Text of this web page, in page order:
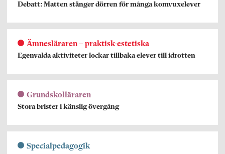
Debatt: Matten stänger dörren för många komvuxelever
Ämnesläraren – praktisk-estetiska
Egenvalda aktiviteter lockar tillbaka elever till idrotten
Grundskolläraren
Stora brister i känslig övergång
Specialpedagogik